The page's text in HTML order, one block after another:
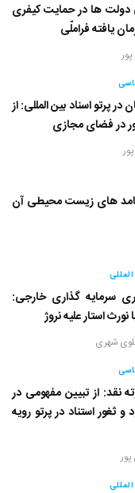
دولت ها در حمایت کیفری
یافته فراملّی
پرتو اسناد بین المللی: از
در فضای مجازی
های زیست محیطی آن
سرمایه گذاری خارجی:
استار علیه نروژ
شهری
نقد: از تبیین مفهومی در
ثغور استناد در پرتو رویه